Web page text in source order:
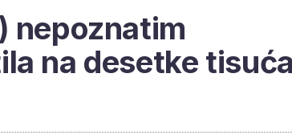
nepoznatim
na desetke tisuća